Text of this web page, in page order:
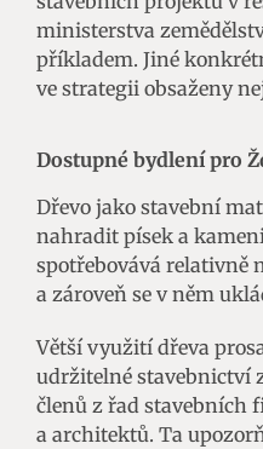
ministerstva
příkladem. Jiné
ve strategii obsaženy
Dostupné bydlení pro
Dřevo jako stavební
nahradit písek a
spotřebovává relativně
a zároveň se v něm
Větší využití dřeva
udržitelné stavebnictví
členů z řad stavebních
a architektů. Ta